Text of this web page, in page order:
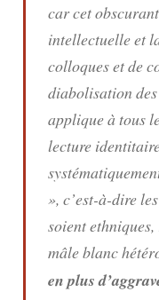
car cet
intellectuelle et
colloques et de
diabolisation
applique à tous
lecture
», c’est-à-dire
soient
mâle blanc
en plus